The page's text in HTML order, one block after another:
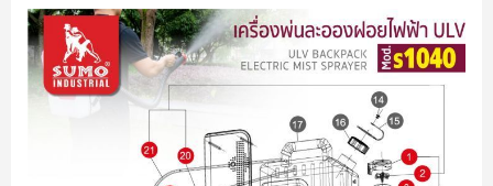
ข้าม
ไป
ที่
ส่วน